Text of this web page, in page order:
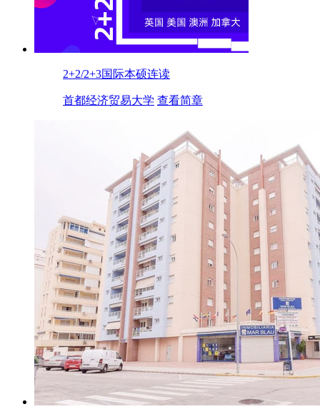
2+2/2+3国际本硕连读
首都经济贸易大学 查看简章